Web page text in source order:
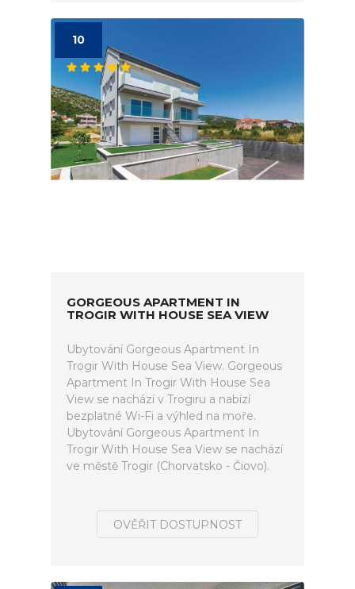
10
GORGEOUS APARTMENT IN
TROGIR WITH HOUSE SEA VIEW
Ubytování Gorgeous Apartment In
Trogir With House Sea View. Gorgeous
Apartment In Trogir With House Sea
View se nachází v Trogiru a nabízí
bezplatné Wi-Fi a výhled na moře.
Ubytování Gorgeous Apartment In
Trogir With House Sea View se nachází
ve městě Trogir (Chorvatsko - Čiovo).
OVĚŘIT DOSTUPNOST